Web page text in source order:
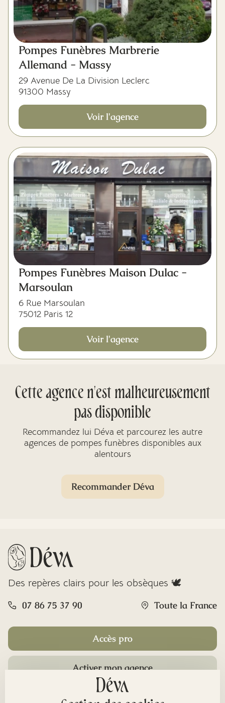
Pompes Funèbres Marbrerie
Allemand - Massy
29 Avenue De La Division Leclerc
91300 Massy
Voir l'agence
Pompes Funèbres Maison Dulac -
Marsoulan
6 Rue Marsoulan
75012 Paris 12
Voir l'agence
Cette agence n'est malheureusement
pas disponible
Recommandez lui Déva et parcourez les autre
agences de pompes funèbres disponibles aux
alentours
Recommander Déva
Des repères clairs pour les obsèques 🕊️
07 86 75 37 90 Toute la France
Accès pro
Activer mon agence